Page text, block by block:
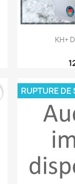

KH+
RUPTURE DE